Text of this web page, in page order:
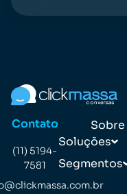
Contato
(11) 5194-
7581
Sobre
Soluções
Segmentos